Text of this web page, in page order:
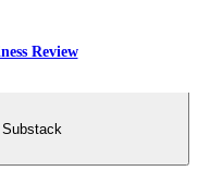
Review
Substack